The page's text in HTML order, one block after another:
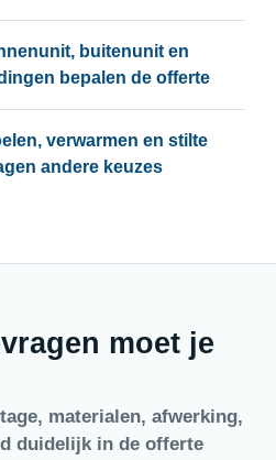
buitenunit en
bepalen de offerte
verwarmen en stilte
andere keuzes
moet je
materialen, afwerking,
duidelijk in de offerte